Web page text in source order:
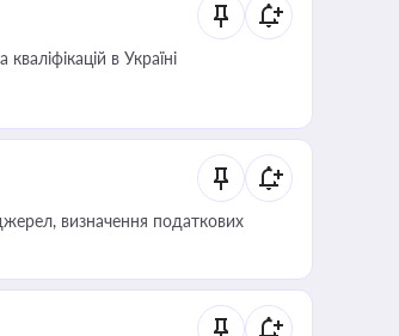
в Україні
визначення податкових